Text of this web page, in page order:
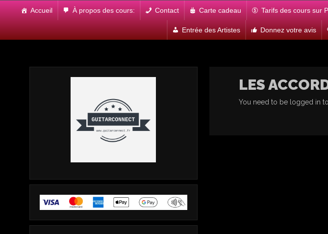
Accueil À propos des cours: Contact Carte cadeau Tarifs des cours sur
Entrée des Artistes Donnez votre avis
LES
You need to be logged in